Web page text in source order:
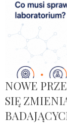
NOWE
SIĘ